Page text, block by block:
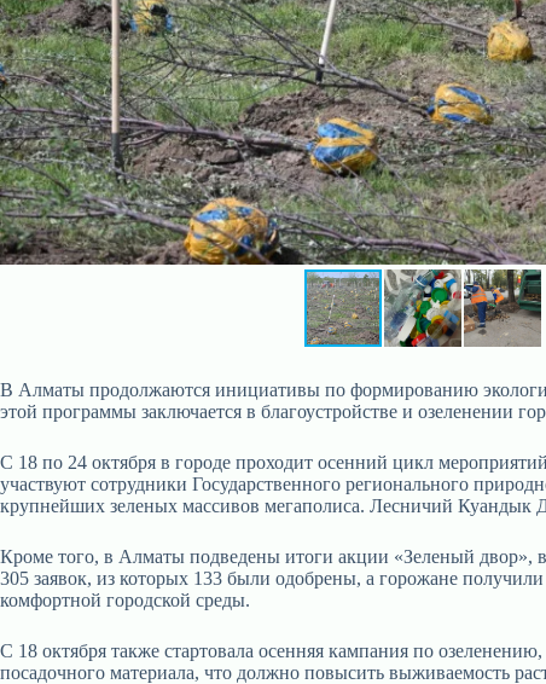
В Алматы продолжаются инициативы по формированию
этой программы заключается в благоустройстве и озеленении
С 18 по 24 октября в городе проходит осенний цикл
участвуют сотрудники Государственного регионального
крупнейших зеленых массивов мегаполиса. Лесничий Куандык
Кроме того, в Алматы подведены итоги акции «Зеленый двор»,
305 заявок, из которых 133 были одобрены, а горожане
комфортной городской среды.
С 18 октября также стартовала осенняя кампания по
посадочного материала, что должно повысить выживаемость